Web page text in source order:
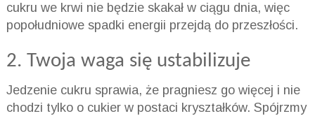
cukru we krwi nie będzie skakał w ciągu dnia, więc
popołudniowe spadki energii przejdą do przeszłości.
2. Twoja waga się ustabilizuje
Jedzenie cukru sprawia, że pragniesz go więcej i nie
chodzi tylko o cukier w postaci kryształków. Spójrzmy